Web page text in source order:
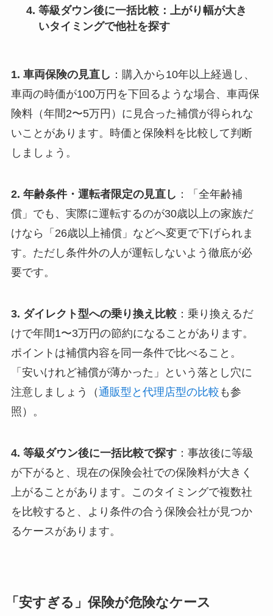
等級ダウン後に一括比較：上がり幅が大き
いタイミングで他社を探す
1. 車両保険の見直し ：購入から10年以上経過し、
車両の時価が100万円を下回るような場合、車両保
険料（年間2〜5万円）に見合った補償が得られな
いことがあります。時価と保険料を比較して判断
しましょう。
2. 年齢条件・運転者限定の見直し ：「全年齢補
償」でも、実際に運転するのが30歳以上の家族だ
けなら「26歳以上補償」などへ変更で下げられま
す。ただし条件外の人が運転しないよう徹底が必
要です。
3. ダイレクト型への乗り換え比較：乗り換えるだ
けで年間1〜3万円の節約になることがあります。
ポイントは補償内容を同一条件で比べること。
「安いけれど補償が薄かった」という落とし穴に
注意しましょう（通販型と代理店型の比較 も参
照）。
4. 等級ダウン後に一括比較で探す：事故後に等級
が下がると、現在の保険会社での保険料が大きく
上がることがあります。このタイミングで複数社
を比較すると、より条件の合う保険会社が見つか
るケースがあります。
「安すぎる」保険が危険なケース